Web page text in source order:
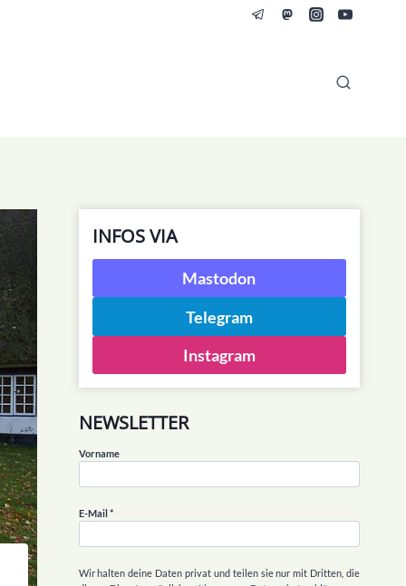
INFOS VIA
Mastodon
Telegram
Instagram
NEWSLETTER
Vorname
E-Mail *
Wir halten deine Daten privat und teilen sie nur mit Dritten, die